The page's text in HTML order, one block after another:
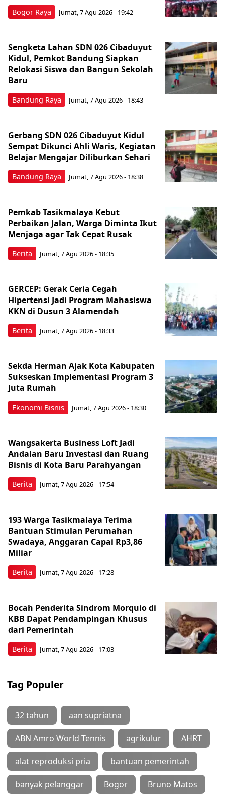
Bogor Raya Jumat, 7 Agu 2026 - 19:42
Bandung Raya
Sengketa Lahan SDN 026 Cibaduyut
Kidul, Pemkot Bandung Siapkan
Relokasi Siswa dan Bangun Sekolah
Baru
Jumat, 7 Agu 2026 - 18:43
Bandung Raya
Gerbang SDN 026 Cibaduyut Kidul
Sempat Dikunci Ahli Waris, Kegiatan
Belajar Mengajar Diliburkan Sehari
Jumat, 7 Agu 2026 - 18:38
Berita
Pemkab Tasikmalaya Kebut
Perbaikan Jalan, Warga Diminta Ikut
Menjaga agar Tak Cepat Rusak
Jumat, 7 Agu 2026 - 18:35
Berita
GERCEP: Gerak Ceria Cegah
Hipertensi Jadi Program Mahasiswa
KKN di Dusun 3 Alamendah
Jumat, 7 Agu 2026 - 18:33
Ekonomi Bisnis
Sekda Herman Ajak Kota Kabupaten
Sukseskan Implementasi Program 3
Juta Rumah
Jumat, 7 Agu 2026 - 18:30
Berita
Wangsakerta Business Loft Jadi
Andalan Baru Investasi dan Ruang
Bisnis di Kota Baru Parahyangan
Jumat, 7 Agu 2026 - 17:54
Berita
193 Warga Tasikmalaya Terima
Bantuan Stimulan Perumahan
Swadaya, Anggaran Capai Rp3,86
Miliar
Jumat, 7 Agu 2026 - 17:28
Berita
Bocah Penderita Sindrom Morquio di
KBB Dapat Pendampingan Khusus
dari Pemerintah
Jumat, 7 Agu 2026 - 17:03
Tag Populer
32 tahun aan supriatna
ABN Amro World Tennis agrikulur AHRT
alat reproduksi pria bantuan pemerintah
banyak pelanggar Bogor Bruno Matos